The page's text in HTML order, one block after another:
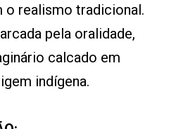
realismo tradicional.
pela oralidade,
calcado em
indígena.